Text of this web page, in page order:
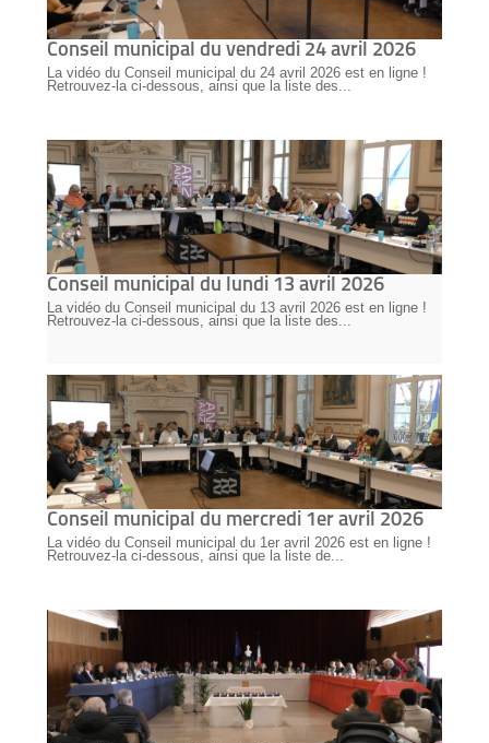
Conseil municipal du vendredi 24 avril 2026
La vidéo du Conseil municipal du 24 avril 2026 est en ligne !
Retrouvez-la ci-dessous, ainsi que la liste des...
Conseil municipal du lundi 13 avril 2026
La vidéo du Conseil municipal du 13 avril 2026 est en ligne !
Retrouvez-la ci-dessous, ainsi que la liste des...
Conseil municipal du mercredi 1er avril 2026
La vidéo du Conseil municipal du 1er avril 2026 est en ligne !
Retrouvez-la ci-dessous, ainsi que la liste de...